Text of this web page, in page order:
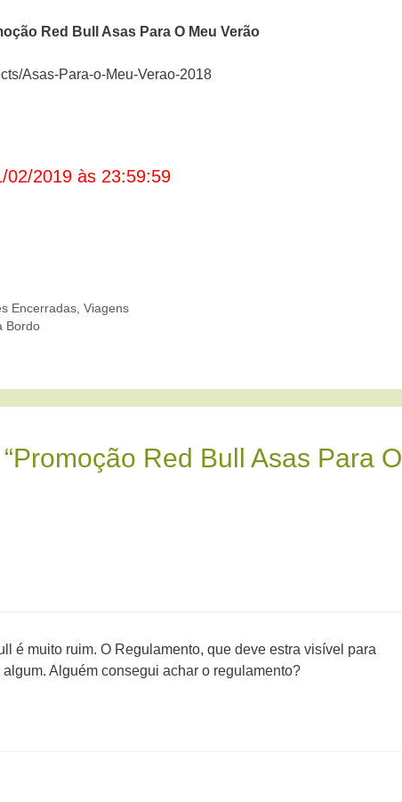
Red Bull Asas Para O Meu Verão
Asas-Para-o-Meu-Verao-2018
02/2019 às 23:59:59
Encerradas ,Viagens
Bordo
Red Bull Asas Para O
é muito ruim. O Regulamento, que deve estra visível para
Alguém consegui achar o regulamento?